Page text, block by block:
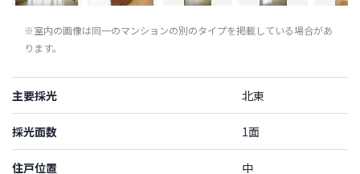
※室内の画像は同一のマンションの別のタイプを掲載している場合があ
ります。
主要採光 北東
採光面数 1面
住戸位置 中